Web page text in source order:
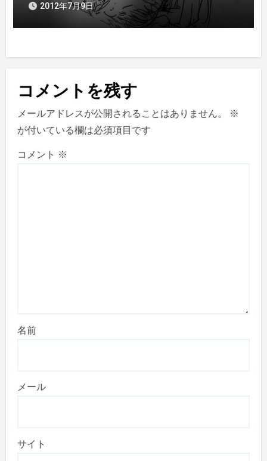
2012年7月9日
コメントを残す
メールアドレスが公開されることはありません。
※
が付いている欄は必須項目です
コメント ※
名前
メール
サイト